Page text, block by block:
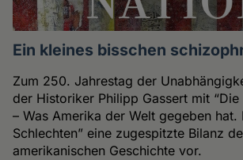
Ein kleines bisschen
Zum 250. Jahrestag der
der Historiker Philipp Gassert mit
– Was Amerika der Welt gegeben hat.
Schlechten” eine zugespitzte Bilanz
amerikanischen Geschichte vor.